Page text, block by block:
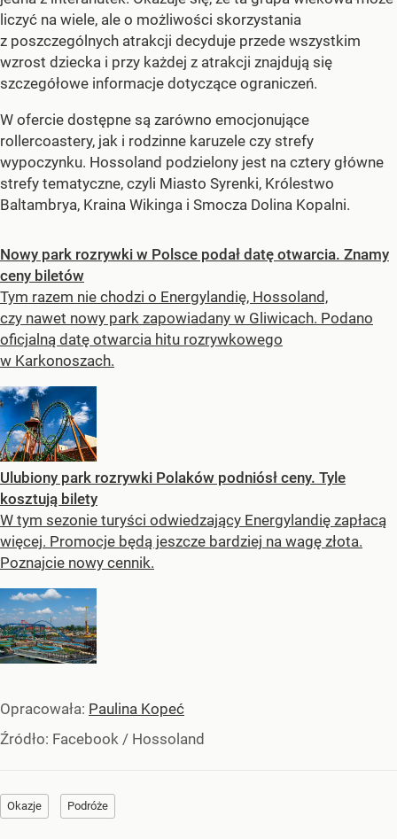
liczyć na wiele, ale o możliwości skorzystania
z poszczególnych atrakcji decyduje przede wszystkim
wzrost dziecka i przy każdej z atrakcji znajdują się
szczegółowe informacje dotyczące ograniczeń.
W ofercie dostępne są zarówno emocjonujące
rollercoastery, jak i rodzinne karuzele czy strefy
wypoczynku. Hossoland podzielony jest na cztery główne
strefy tematyczne, czyli Miasto Syrenki, Królestwo
Baltambrya, Kraina Wikinga i Smocza Dolina Kopalni.
Nowy park rozrywki w Polsce podał datę otwarcia. Znamy
ceny biletów
Tym razem nie chodzi o Energylandię, Hossoland,
czy nawet nowy park zapowiadany w Gliwicach. Podano
oficjalną datę otwarcia hitu rozrywkowego
w Karkonoszach.
Ulubiony park rozrywki Polaków podniósł ceny. Tyle
kosztują bilety
W tym sezonie turyści odwiedzający Energylandię zapłacą
więcej. Promocje będą jeszcze bardziej na wagę złota.
Poznajcie nowy cennik.
Opracowała: Paulina Kopeć
Źródło: Facebook / Hossoland
Okazje Podróże